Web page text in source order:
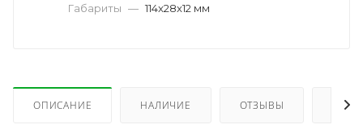
Габариты — 114x28x12 мм
ОПИСАНИЕ НАЛИЧИЕ ОТЗЫВЫ КАК